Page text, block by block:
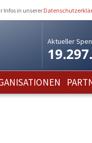
Infos in unserer
Aktueller